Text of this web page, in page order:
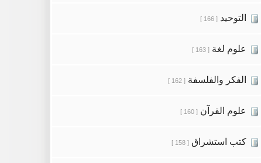
التوحيد [ 166 ]
علوم لغة [ 163 ]
الفكر والفلسفة [ 162 ]
علوم القرآن [ 160 ]
كتب استشراق [ 158 ]